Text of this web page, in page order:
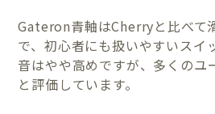
Gateron青軸はCherryと比べて
で、初心者にも扱いやすいスイ
音はやや高めですが、多くのユ
と評価しています。